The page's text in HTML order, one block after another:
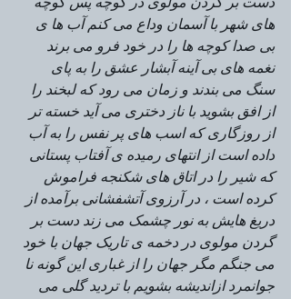
های شهر با آسمان وداع می کنم آب ها ی
بی صدا کوچه ها را در خود فرو می برند
نغمه های بی آینه آبشار عشق را به پای
سنگ می بندند و زمان می رود که لبخند را
از افق بشوید با ناز دختری می آید خسته تر
از روزگاری که اسب های پر نفس را به آب
داده است از انتهای رمیده ی آفتاب پستانی
که شیر را در اتاق های شکنجه فراموش
کرده است ، در آرزوی آتشفشانی برآمده از
دریغ هایش به نور چشمک می زند دست بر
گردن مولوی در دخمه ی تاریک جهان با خود
می جنگم مگر جهان را از غباری این گونه نا
جوانمرد ازاندیشه بشویم با تردید گلی می